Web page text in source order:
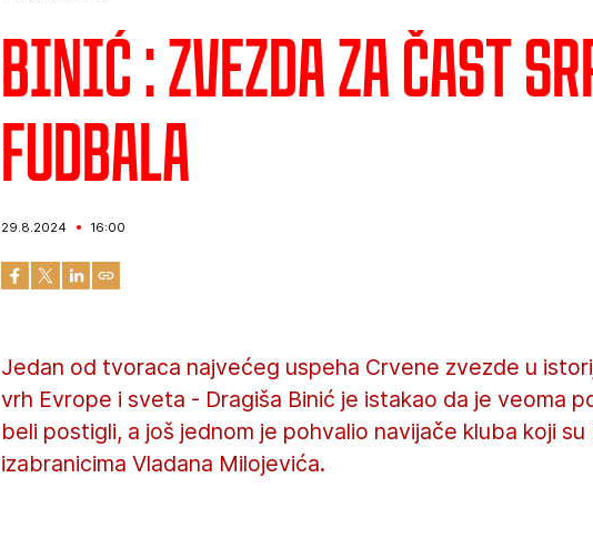
Binić : Zvezda za čast
fudbala
29.8.2024 16:00
Jedan od tvoraca najvećeg uspeha Crvene zvezde u
vrh Evrope i sveta - Dragiša Binić je istakao da je veoma
beli postigli, a još jednom je pohvalio navijače kluba koji
izabranicima Vladana Milojevića.